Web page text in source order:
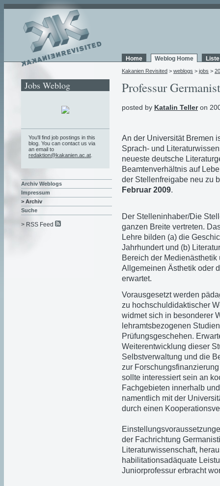
Home Weblog Home
Kakanien Revisited > weblogs > jobs >
Professur
posted by Katalin Telleron
An der Universität Bremen
Sprach- und
neueste deutsche
Beamtenverhältnis auf
der Stellenfreigabe neu zu
Februar 2009.
Der Stelleninhaber/Die
ganzen Breite vertreten.
Lehre bilden (a) die
Jahrhundert und (b)
Bereich der
Allgemeinen Ästhetik oder
erwartet.
Vorausgesetzt werden
zu hochschuldidaktischer
widmet sich in besonderer
lehramtsbezogenen
Prüfungsgeschehen.
Weiterentwicklung dieser
Selbstverwaltung und die
zur
sollte interessiert sein an
Fachgebieten innerhalb
namentlich mit der
durch einen
der Fachrichtung
Literaturwissenschaft,
habilitationsadäquate
Juniorprofessur erbracht
Jobs Weblog
You'll find job postings in this
blog. You can contact us via
an email to
redaktion@kakanien.ac.at
Archiv Weblogs
Impressum
> Archiv
Suche
> RSS Feed